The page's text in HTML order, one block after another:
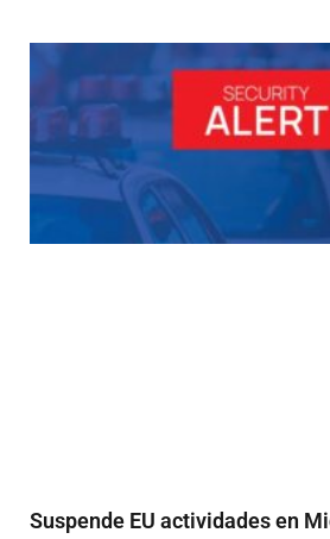
Suspende EU actividades en